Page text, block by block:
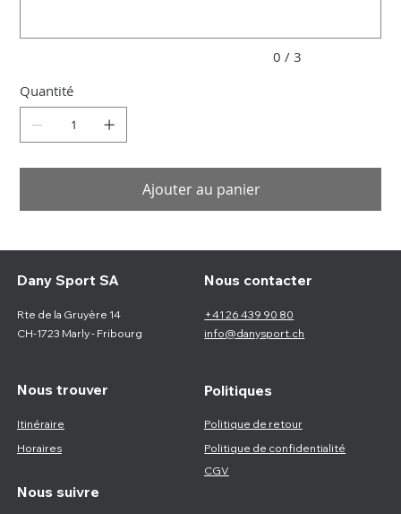
0 / 3
Quantité
Ajouter au panier
Nous trouver
Itinéraire
Dany Sport SA
Rte de la Gruyère 14
CH-1723 Marly - Fribourg
Nous suivre
Horaires
Politiques
Politique de retour
Nous contacter
+41 26 439 90 80
info@danysport.ch
Politique de confidentialité
CGV